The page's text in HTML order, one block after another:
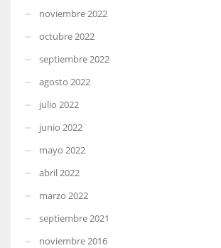
noviembre 2022
octubre 2022
septiembre 2022
agosto 2022
julio 2022
junio 2022
mayo 2022
abril 2022
marzo 2022
septiembre 2021
noviembre 2016